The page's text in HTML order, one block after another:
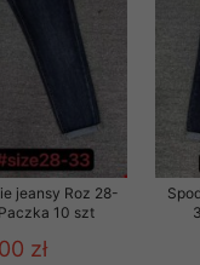
jeansy Roz 28-
10 szt
zł